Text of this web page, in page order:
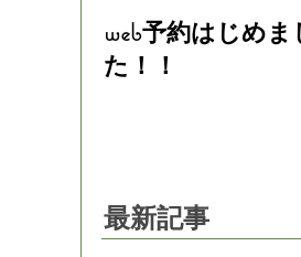
web予約はじめま
た！！
最新記事